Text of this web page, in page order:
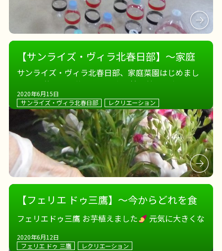
【サンライズ・ヴィラ北春日部】～家庭
菜園、はじめました～
サンライズ・ヴィラ北春日部、家庭菜園はじめまし
た。 お花やお野菜をプランタに植え替え、水やり
を。 すくすく大きく元気に育ちますように
2020年6月15日
サンライズ・ヴィラ北春日部 レクリエーション
【フェリエ ドゥ三鷹】～今からどれを食
べるか検討中～
フェリエドゥ三鷹 お芋植えました
元気に大きくな
2020年6月12日
フェリエ ドゥ 三鷹 レクリエーション